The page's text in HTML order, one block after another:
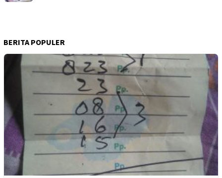
BERITA POPULER